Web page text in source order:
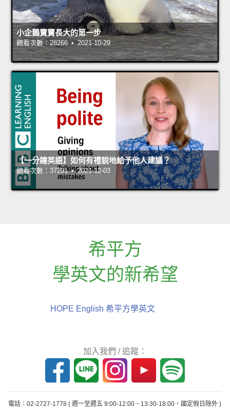
小企鵝寶寶長大的第一步
觀看次數：28266 • 2021-10-29
【一分鐘英語】如何有禮貌地給予他人建議？
觀看次數：37291 • 2021-12-03
希平方
學英文的新希望
HOPE English 希平方學英文
加入我們 / 追蹤：
電話：02-2727-1778 ( 週一至週五 9:00-12:00、13:30-18:00，國定假日除外 )